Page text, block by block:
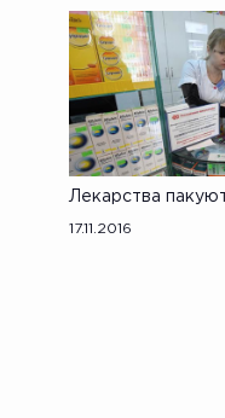
Лекарства
17.11.2016